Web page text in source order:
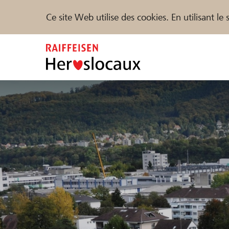
Ce site Web utilise des cookies. En utilisant
Parrainer Soutien & assistance
Trouvez des projets et des organisations
DE FR IT